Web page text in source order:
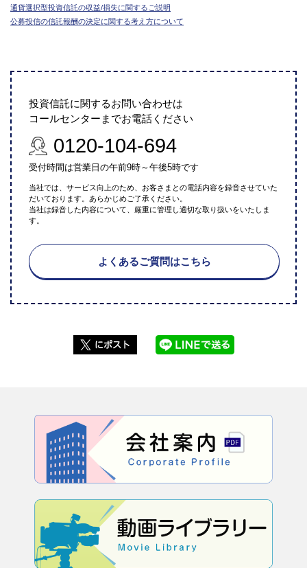
通貨選択型投資信託の収益/損失に関するご説明
公募投信の信託報酬の決定に関する考え方について
投資信託に関するお問い合わせは
コールセンターまでお電話ください
0120-104-694
受付時間は営業日の午前9時～午後5時です
当社では、サービス向上のため、お客さまとの電話内容を録音させていた
だいております。あらかじめご了承ください。
当社は録音した内容について、厳重に管理し適切な取り扱いをいたしま
す。
よくあるご質問はこちら